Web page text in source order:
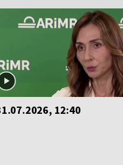
12:40